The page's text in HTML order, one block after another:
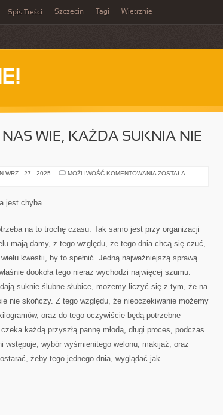
Spis Treści Szczecin Tagi Wietrznie
WIE, KAŻDA SUKNIA NIE
WRZ - 27 - 2025 MOŻLIWOŚĆ KOMENTOWANIA JAK
ISTOTNA
ZOSTAŁA
jest chyba
na to trochę czasu. Tak samo jest przy organizacji
mają damy, z tego względu, że tego dnia chcą się czuć,
kwestii, by to spełnić. Jedną najważniejszą sprawą
dookoła tego nieraz wychodzi najwięcej szumu.
suknie ślubne słubice, możemy liczyć się z tym, że na
nie skończy. Z tego względu, że nieoczekiwanie możemy
oraz do tego oczywiście będą potrzebne
każdą przyszłą pannę młodą, długi proces, podczas
wstępuje, wybór wyśmienitego welonu, makijaż, oraz
żeby tego jednego dnia, wyglądać jak